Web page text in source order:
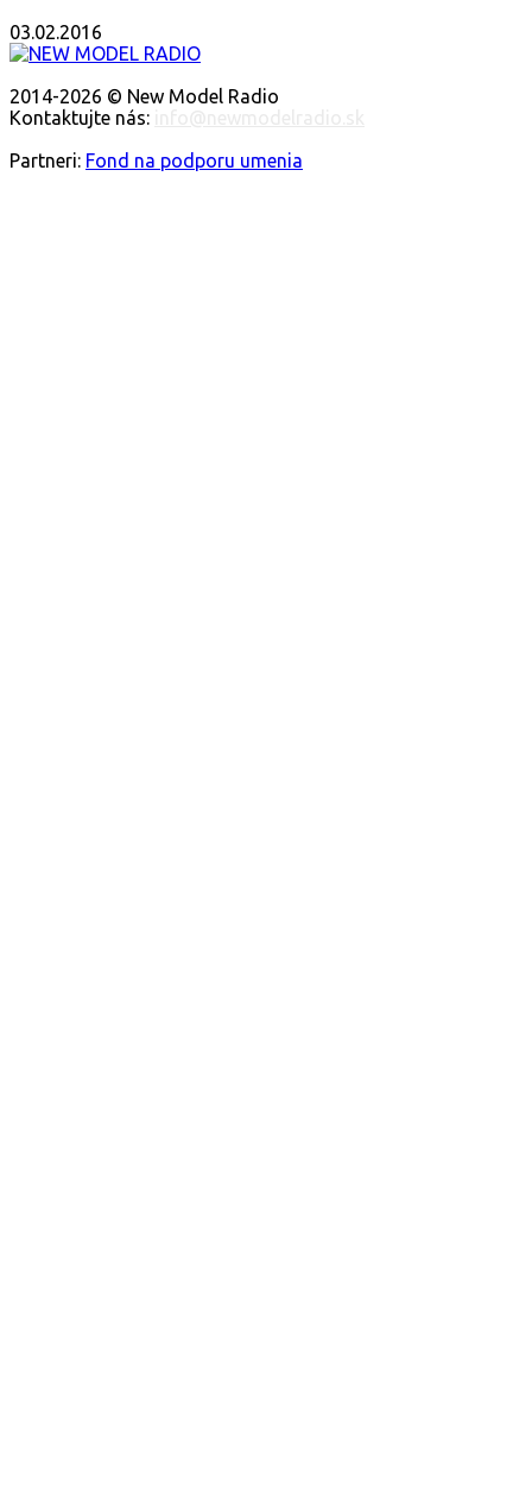
03.02.2016
2014-2026 © New Model Radio
Kontaktujte nás:
Partneri: Fond na podporu umenia